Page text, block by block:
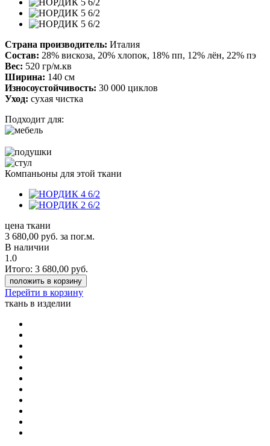
Страна производитель: Италия
Состав: 28% вискоза, 20% хлопок, 18% пп, 12% лён, 22% пэ
Вес: 520 гр/м.кв
Ширина: 140 см
Износоустойчивость: 30 000 циклов
Уход: сухая чистка
Подходит для:
Компаньоны для этой ткани
цена ткани
3 680,00 руб. за пог.м.
В наличии
1.0
Итого: 3 680,00 руб.
положить в корзину
Перейти в корзину
ткань в изделии